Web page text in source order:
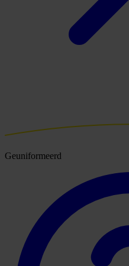
Geuniformeerd